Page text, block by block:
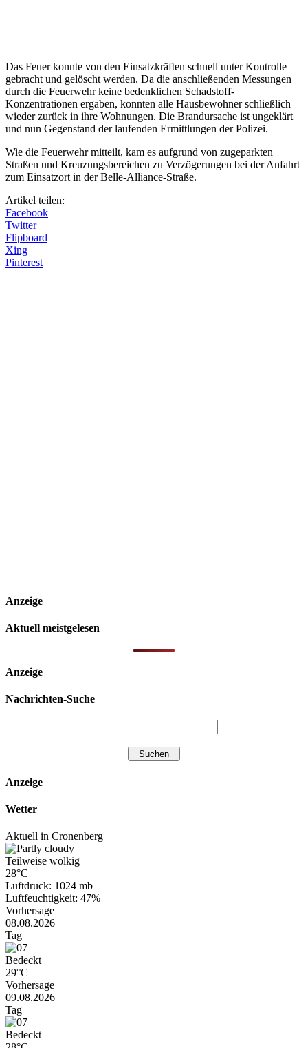
Das Feuer konnte von den Einsatzkräften schnell unter Kontrolle
gebracht und gelöscht werden. Da die anschließenden Messungen
durch die Feuerwehr keine bedenklichen Schadstoff-
Konzentrationen ergaben, konnten alle Hausbewohner schließlich
wieder zurück in ihre Wohnungen. Die Brandursache ist ungeklärt
und nun Gegenstand der laufenden Ermittlungen der Polizei.
Wie die Feuerwehr mitteilt, kam es aufgrund von zugeparkten
Straßen und Kreuzungsbereichen zu Verzögerungen bei der Anfahrt
zum Einsatzort in der Belle-Alliance-Straße.
Artikel teilen:
Facebook
Twitter
Flipboard
Xing
Pinterest
Anzeige
Aktuell meistgelesen
Anzeige
Nachrichten-Suche
Anzeige
Wetter
Aktuell in Cronenberg
Teilweise wolkig
28°C
Luftdruck: 1024 mb
Luftfeuchtigkeit: 47%
Vorhersage
08.08.2026
Tag
Bedeckt
29°C
Vorhersage
09.08.2026
Tag
Bedeckt